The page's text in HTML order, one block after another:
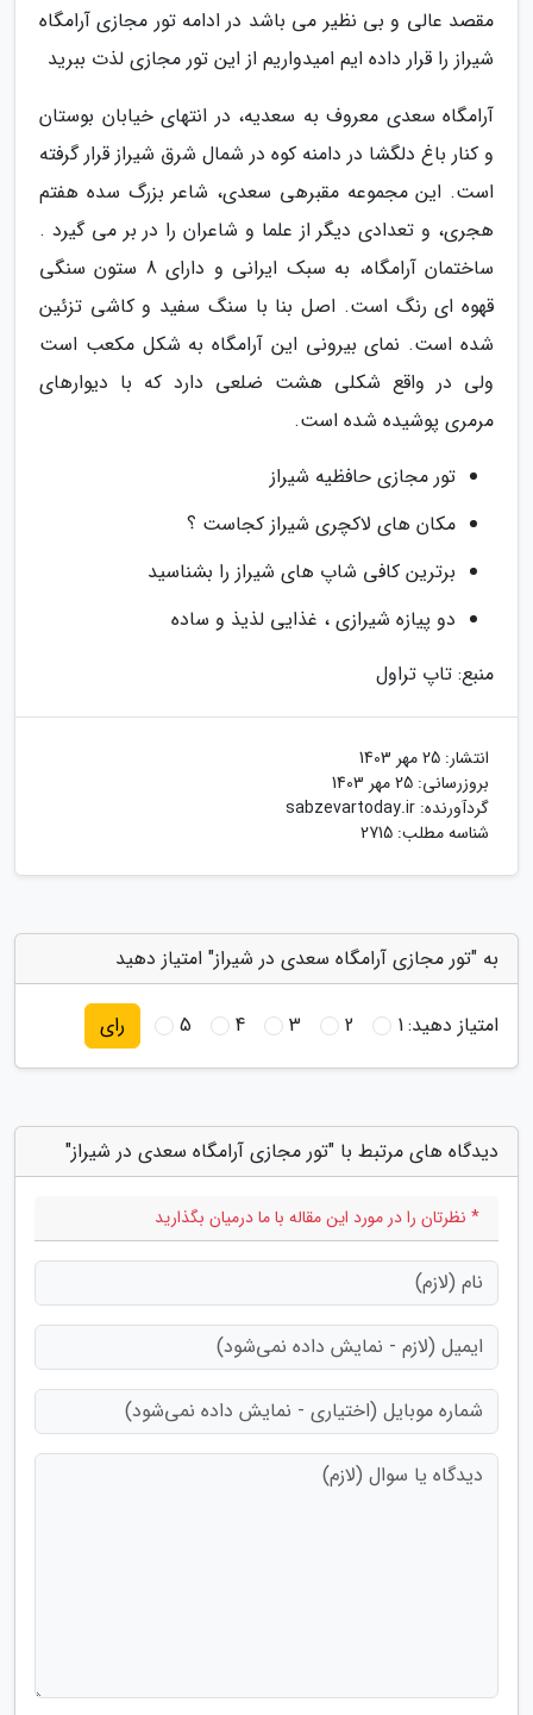
مقصد عالی و بی نظیر می باشد در ادامه تور مجازی آرامگاه
شیراز را قرار داده ایم امیدواریم از این تور مجازی لذت ببرید
آرامگاه سعدی معروف به سعدیه، در انتهای خیابان بوستان
و کنار باغ دلگشا در دامنه کوه در شمال شرق شیراز قرار گرفته
است. این مجموعه مقبرهی سعدی، شاعر بزرگ سده هفتم
هجری، و تعدادی دیگر از علما و شاعران را در بر می گیرد .
ساختمان آرامگاه، به سبک ایرانی و دارای 8 ستون سنگی
قهوه ای رنگ است. اصل بنا با سنگ سفید و کاشی تزئین
شده است. نمای بیرونی این آرامگاه به شکل مکعب است
ولی در واقع شکلی هشت ضلعی دارد که با دیوارهای
مرمری پوشیده شده است.
تور مجازی حافظیه شیراز
مکان های لاکچری شیراز کجاست ؟
برترین کافی شاپ های شیراز را بشناسید
دو پیازه شیرازی ، غذایی لذیذ و ساده
منبع: تاپ تراول
انتشار: 25 مهر 1403
بروزرسانی: 25 مهر 1403
گردآورنده: sabzevartoday.ir
شناسه مطلب: 2715
به "تور مجازی آرامگاه سعدی در شیراز" امتیاز دهید
امتیاز دهید:1
2
3
4
5 رای
دیدگاه های مرتبط با "تور مجازی آرامگاه سعدی در شیراز"
* نظرتان را در مورد این مقاله با ما درمیان بگذارید